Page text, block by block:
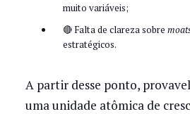
muito variáveis;
🔴 Falta de clareza sobre
estratégicos.
A partir desse ponto,
uma unidade atômica de